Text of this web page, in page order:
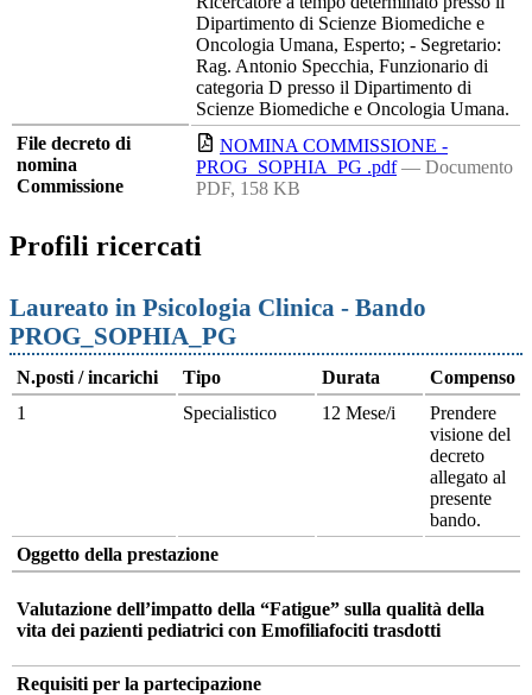
Dipartimento di Scienze Biomediche e
Oncologia Umana, Esperto; - Segretario:
Rag. Antonio Specchia, Funzionario di
categoria D presso il Dipartimento di
Scienze Biomediche e Oncologia Umana.
File decreto di
nomina
Commissione
NOMINA COMMISSIONE -
PROG_SOPHIA_PG .pdf — Documento
PDF, 158 KB
Profili ricercati
Laureato in Psicologia Clinica - Bando
PROG_SOPHIA_PG
N.posti / incarichi Tipo Durata
Compenso
1
Specialistico 12 Mese/i
Prendere
visione del
decreto
allegato al
presente
bando.
Oggetto della prestazione
Valutazione dell’impatto della “Fatigue” sulla qualità della
vita dei pazienti pediatrici con Emofiliafociti trasdotti
Requisiti per la partecipazione